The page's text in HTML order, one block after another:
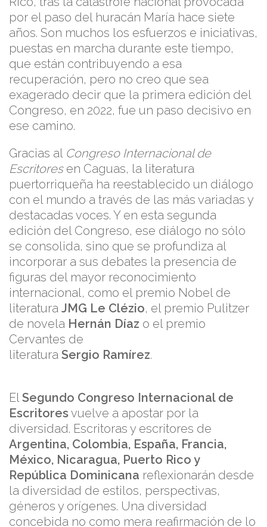
por el paso del huracán María hace siete
años. Son muchos los esfuerzos e iniciativas,
puestas en marcha durante este tiempo,
que están contribuyendo a esa
recuperación, pero no creo que sea
exagerado decir que la primera edición del
Congreso, en 2022, fue un paso decisivo en
ese camino.
Gracias al Congreso Internacional de
Escritoresen Caguas, la literatura
puertorriqueña ha reestablecido un diálogo
con el mundo a través de las más variadas y
destacadas voces. Y en esta segunda
edición del Congreso, ese diálogo no sólo
se consolida, sino que se profundiza al
incorporar a sus debates la presencia de
figuras del mayor reconocimiento
internacional, como el premio Nobel de
literatura JMG Le Clézio, el premio Pulitzer
de novela Hernán Díaz o el premio
Cervantes de
literatura Sergio Ramírez.
ElSegundo Congreso Internacional de
Escritoresvuelve a apostar por la
diversidad. Escritoras y escritores de
Argentina, Colombia, España, Francia,
México, Nicaragua, Puerto Rico y
República Dominicana reflexionarán desde
la diversidad de estilos, perspectivas,
géneros y orígenes. Una diversidad
concebida no como mera reafirmación de lo